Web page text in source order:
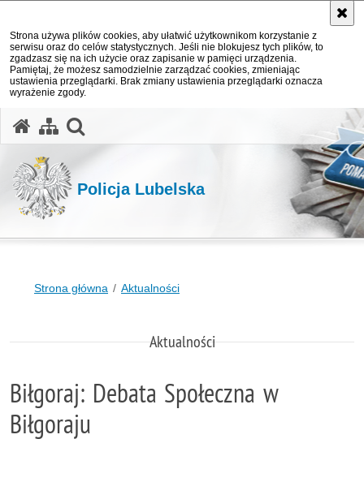
Strona używa plików cookies, aby ułatwić użytkownikom korzystanie z
serwisu oraz do celów statystycznych. Jeśli nie blokujesz tych plików, to
zgadzasz się na ich użycie oraz zapisanie w pamięci urządzenia.
Pamiętaj, że możesz samodzielnie zarządzać cookies, zmieniając
ustawienia przeglądarki. Brak zmiany ustawienia przeglądarki oznacza
wyrażenie zgody.
Policja Lubelska
Strona główna Aktualności
Aktualności
Biłgoraj: Debata Społeczna w
Biłgoraju